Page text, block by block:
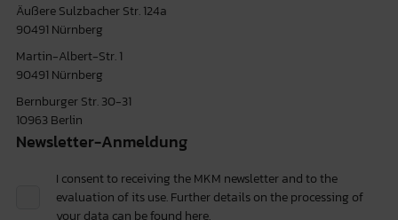
Äußere Sulzbacher Str. 124a
90491 Nürnberg
Martin-Albert-Str. 1
90491 Nürnberg
Bernburger Str. 30-31
10963 Berlin
Newsletter-Anmeldung
I consent to receiving the MKM newsletter and to the
evaluation of its use. Further details on the processing of
your data can be found here.